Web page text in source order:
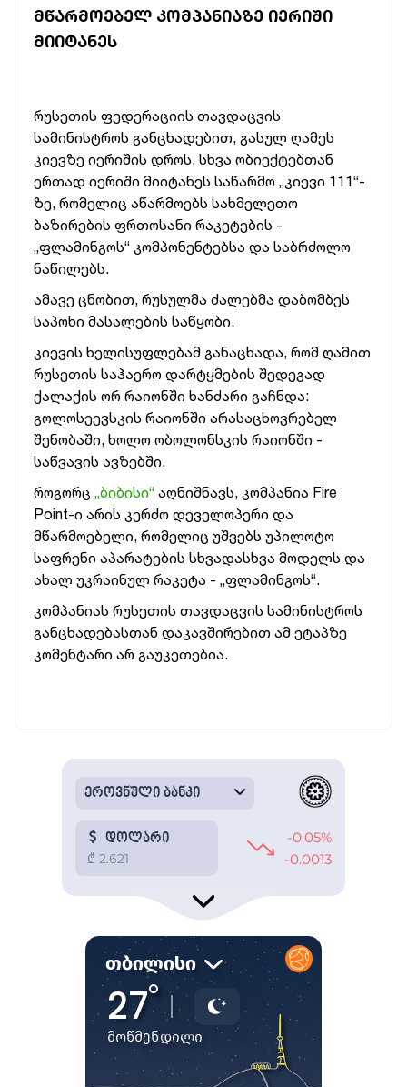
ᲛᲬᲐᲠᲛᲝᲔᲑᲔᲚ ᲙᲝᲛᲞᲐᲜᲘᲐᲖᲔ ᲘᲔᲠᲘᲨᲘ
ᲛᲘᲘᲢᲐᲜᲔᲡ
რუსეთის ფედერაციის თავდაცვის
სამინისტროს განცხადებით, გასულ ღამეს
კიევზე იერიშის დროს, სხვა ობიექტებთან
ერთად იერიში მიიტანეს საწარმო „კიევი 111“-
ზე, რომელიც აწარმოებს სახმელეთო
ბაზირების ფრთოსანი რაკეტების -
„ფლამინგოს“ კომპონენტებსა და საბრძოლო
ნაწილებს.
ამავე ცნობით, რუსულმა ძალებმა დაბომბეს
საპოხი მასალების საწყობი.
კიევის ხელისუფლებამ განაცხადა, რომ ღამით
რუსეთის საჰაერო დარტყმების შედეგად
ქალაქის ორ რაიონში ხანძარი გაჩნდა:
გოლოსეევსკის რაიონში არასაცხოვრებელ
შენობაში, ხოლო ობოლონსკის რაიონში -
საწვავის ავზებში.
როგორც „ბიბისი“ აღნიშნავს, კომპანია Fire
Point-ი არის კერძო დეველოპერი და
მწარმოებელი, რომელიც უშვებს უპილოტო
საფრენი აპარატების სხვადასხვა მოდელს და
ახალ უკრაინულ რაკეტა - „ფლამინგოს“.
კომპანიას რუსეთის თავდაცვის სამინისტროს
განცხადებასთან დაკავშირებით ამ ეტაპზე
კომენტარი არ გაუკეთებია.